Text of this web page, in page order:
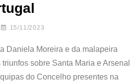
15/11/2023
Daniela Moreira e da malapeira
sobre Santa Maria e Arsenal
do Concelho presentes na